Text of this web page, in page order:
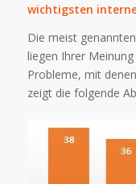
wichtigsten
Die meist
liegen Ihrer
Probleme, mit
zeigt die folgende